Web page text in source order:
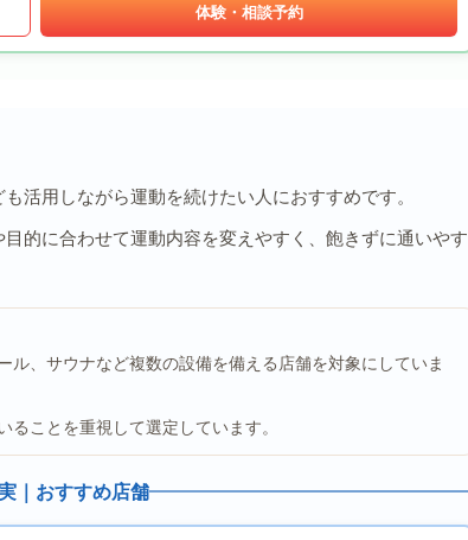
体験・相談予約
活用しながら運動を続けたい人におすすめです。
的に合わせて運動内容を変えやすく、飽きずに通いやす
、サウナなど複数の設備を備える店舗を対象にしていま
ことを重視して選定しています。
｜おすすめ店舗